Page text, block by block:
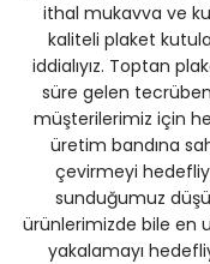
ithal mukavva ve
kaliteli plaket
iddialıyız. Toptan
süre gelen
müşterilerimiz için
üretim bandına
çevirmeyi
sunduğumuz
ürünlerimizde bile en
yakalamayı